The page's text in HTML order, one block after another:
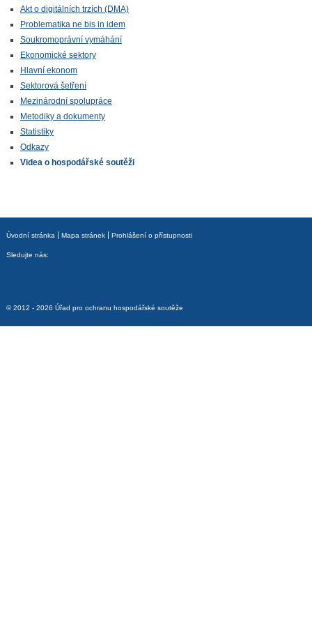
Akt o digitálních trzích (DMA)
Problematika ne bis in idem
Soukromoprávní vymáhání
Ekonomické sektory
Hlavní ekonom
Sektorová šetření
Mezinárodní spolupráce
Metodiky a dokumenty
Statistiky
Odkazy
Videa o hospodářské soutěži
Úvodní stránka Mapa stránek Prohlášení o přístupnosti
Sledujte nás:
© 2012 - 2026 Úřad pro ochranu hospodářské soutěže